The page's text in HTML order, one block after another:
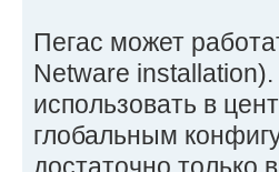
Пегас может
Netware
использовать в
глобальным